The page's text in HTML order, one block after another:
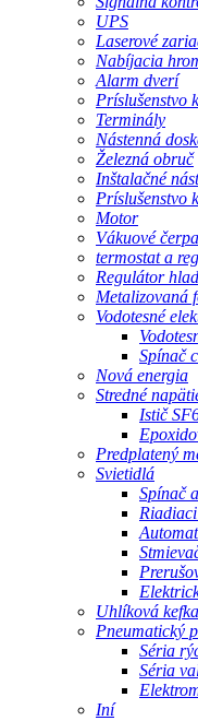
UPS
Laserové
Nabíjacia
Alarm dverí
Príslušenstvo
Terminály
Nástenná
Železná obruč
Inštalačné
Príslušenstvo
Motor
Vákuové
termostat a
Regulátor
Metalizovaná
Vodotesné
Spínač
Nová energia
Stredné
Istič
Predplatený
Svietidlá
Spínač
Uhlíková kefka
Pneumatický
Séria
Séria
Iní